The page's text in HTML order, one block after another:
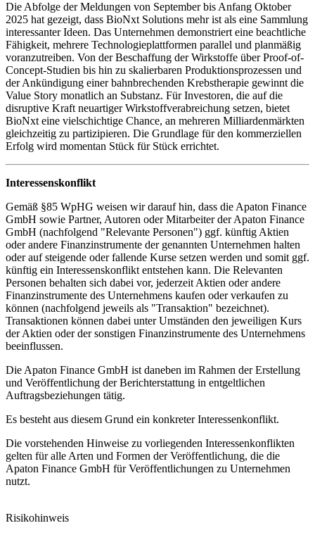
Die Abfolge der Meldungen von September bis Anfang Oktober
2025 hat gezeigt, dass BioNxt Solutions mehr ist als eine Sammlung
interessanter Ideen. Das Unternehmen demonstriert eine beachtliche
Fähigkeit, mehrere Technologieplattformen parallel und planmäßig
voranzutreiben. Von der Beschaffung der Wirkstoffe über Proof-of-
Concept-Studien bis hin zu skalierbaren Produktionsprozessen und
der Ankündigung einer bahnbrechenden Krebstherapie gewinnt die
Value Story monatlich an Substanz. Für Investoren, die auf die
disruptive Kraft neuartiger Wirkstoffverabreichung setzen, bietet
BioNxt eine vielschichtige Chance, an mehreren Milliardenmärkten
gleichzeitig zu partizipieren. Die Grundlage für den kommerziellen
Erfolg wird momentan Stück für Stück errichtet.
Interessenskonflikt
Gemäß §85 WpHG weisen wir darauf hin, dass die Apaton Finance
GmbH sowie Partner, Autoren oder Mitarbeiter der Apaton Finance
GmbH (nachfolgend "Relevante Personen") ggf. künftig Aktien
oder andere Finanzinstrumente der genannten Unternehmen halten
oder auf steigende oder fallende Kurse setzen werden und somit ggf.
künftig ein Interessenskonflikt entstehen kann. Die Relevanten
Personen behalten sich dabei vor, jederzeit Aktien oder andere
Finanzinstrumente des Unternehmens kaufen oder verkaufen zu
können (nachfolgend jeweils als "Transaktion" bezeichnet).
Transaktionen können dabei unter Umständen den jeweiligen Kurs
der Aktien oder der sonstigen Finanzinstrumente des Unternehmens
beeinflussen.
Die Apaton Finance GmbH ist daneben im Rahmen der Erstellung
und Veröffentlichung der Berichterstattung in entgeltlichen
Auftragsbeziehungen tätig.
Es besteht aus diesem Grund ein konkreter Interessenkonflikt.
Die vorstehenden Hinweise zu vorliegenden Interessenkonflikten
gelten für alle Arten und Formen der Veröffentlichung, die die
Apaton Finance GmbH für Veröffentlichungen zu Unternehmen
nutzt.
Risikohinweis